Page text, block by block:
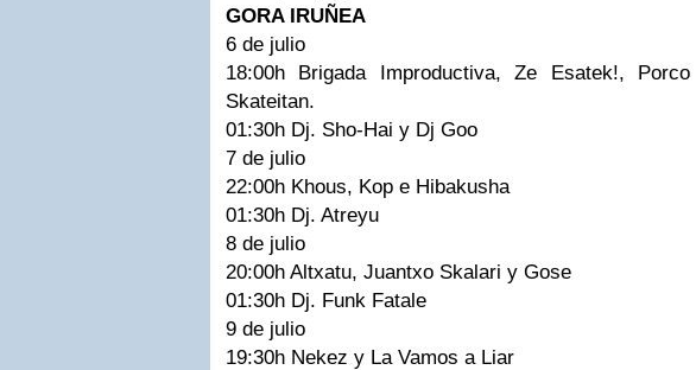
GORA IRUÑEA
6 de julio
18:00h Brigada Improductiva, Ze Esatek!,
Skateitan.
01:30h Dj. Sho-Hai y Dj Goo
7 de julio
22:00h Khous, Kop e Hibakusha
01:30h Dj. Atreyu
8 de julio
20:00h Altxatu, Juantxo Skalari y Gose
01:30h Dj. Funk Fatale
9 de julio
19:30h Nekez y La Vamos a Liar